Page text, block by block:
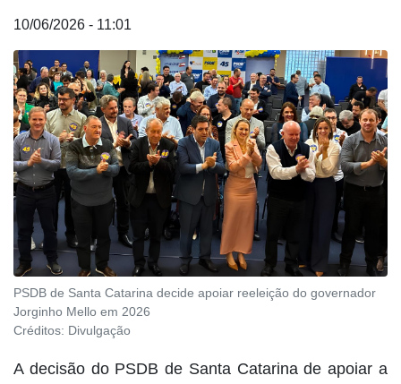
10/06/2026 - 11:01
PSDB de Santa Catarina decide apoiar reeleição do governador
Jorginho Mello em 2026
Créditos: Divulgação
A decisão do PSDB de Santa Catarina de apoiar a